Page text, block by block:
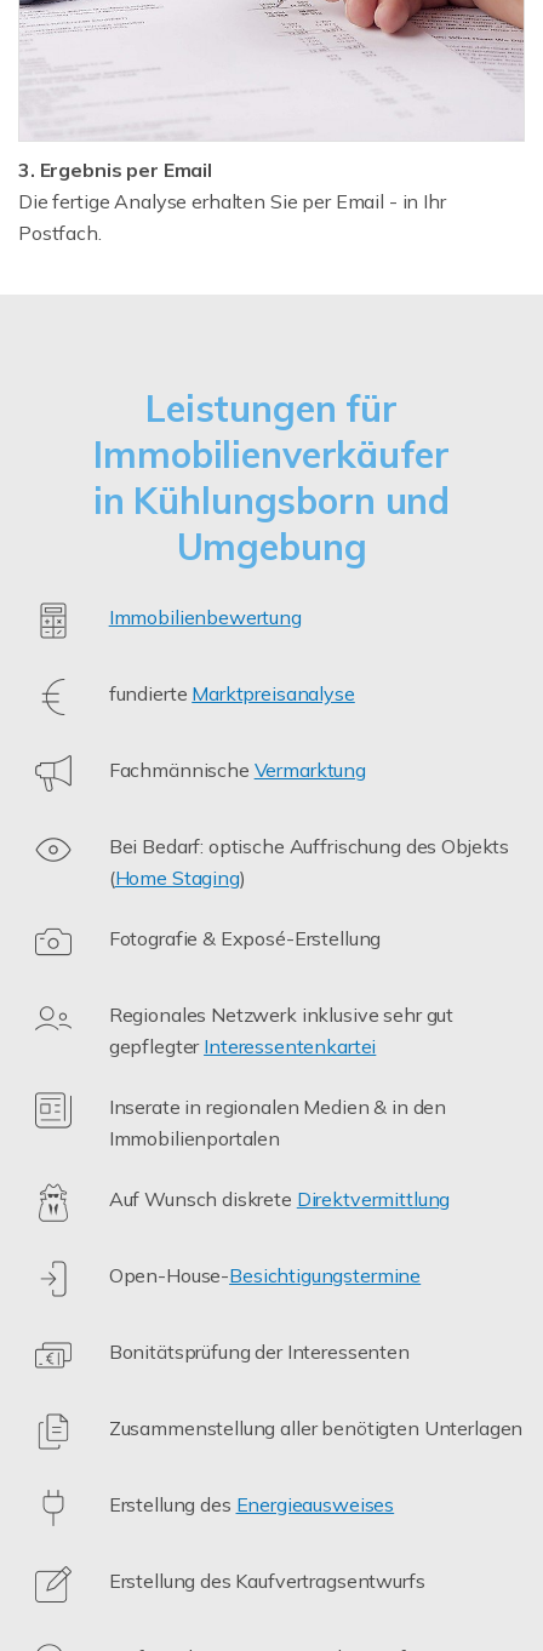
3. Ergebnis per Email
Die fertige Analyse erhalten Sie per Email - in Ihr
Postfach.
Leistungen für
Immobilienverkäufer
in Kühlungsborn und
Umgebung
Immobilienbewertung
fundierte Marktpreisanalyse
Fachmännische Vermarktung
Bei Bedarf: optische Auffrischung des Objekts
(Home Staging)
Fotografie & Exposé-Erstellung
Regionales Netzwerk inklusive sehr gut
gepflegter Interessentenkartei
Inserate in regionalen Medien & in den
Immobilienportalen
Auf Wunsch diskrete Direktvermittlung
Open-House-Besichtigungstermine
Bonitätsprüfung der Interessenten
Zusammenstellung aller benötigten Unterlagen
Erstellung des Energieausweises
Erstellung des Kaufvertragsentwurfs